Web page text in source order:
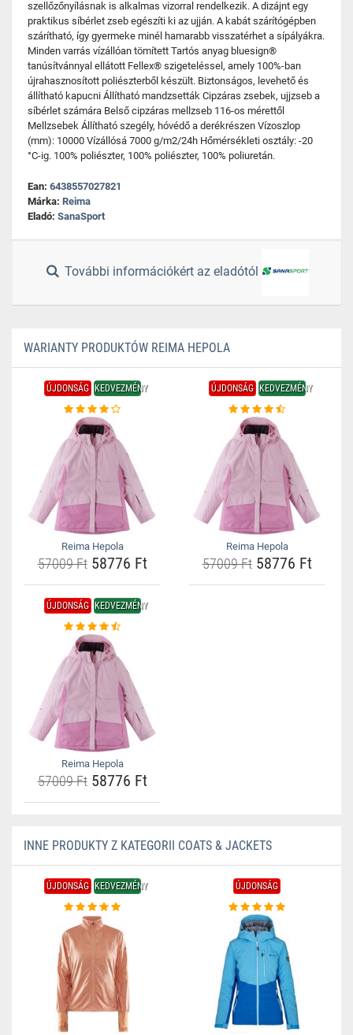
szellőzőnyílásnak is alkalmas vizorral rendelkezik. A dizájnt egy
praktikus síbérlet zseb egészíti ki az ujján. A kabát szárítógépben
szárítható, így gyermeke minél hamarabb visszatérhet a sípályákra.
Minden varrás vízállóan tömített Tartós anyag bluesign®
tanúsítvánnyal ellátott Fellex® szigeteléssel, amely 100%-ban
újrahasznosított poliészterből készült. Biztonságos, levehető és
állítható kapucni Állítható mandzsetták Cipzáras zsebek, ujjzseb a
síbérlet számára Belső cipzáras mellzseb 116-os mérettől
Mellzsebek Állítható szegély, hóvédő a derékrészen Vízoszlop
(mm): 10000 Vízállósá 7000 g/m2/24h Hőmérsékleti osztály: -20
°C-ig. 100% poliészter, 100% poliészter, 100% poliuretán.
Ean: 6438557027821
Márka: Reima
Eladó: SanaSport
További információkért az eladótól
WARIANTY PRODUKTÓW REIMA HEPOLA
ÚJDONSÁG KEDVEZMÉNY
Reima Hepola
57009 Ft58776 Ft
ÚJDONSÁG KEDVEZMÉNY
Reima Hepola
57009 Ft58776 Ft
ÚJDONSÁG KEDVEZMÉNY
Reima Hepola
57009 Ft58776 Ft
INNE PRODUKTY Z KATEGORII COATS & JACKETS
ÚJDONSÁG KEDVEZMÉNY ÚJDONSÁG